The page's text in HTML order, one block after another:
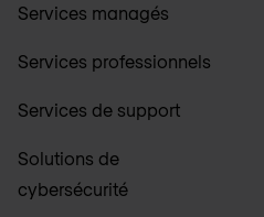
Services managés
Services professionnels
Services de support
Solutions de
cybersécurité